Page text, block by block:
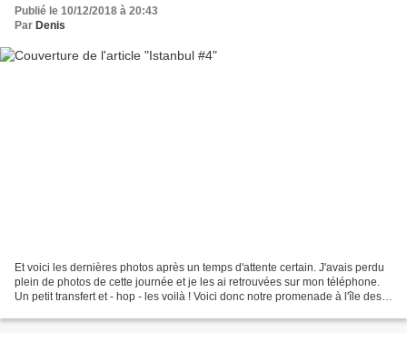
Publié le 10/12/2018 à 20:43
Par Denis
Et voici les dernières photos après un temps d'attente certain. J'avais perdu
plein de photos de cette journée et je les ai retrouvées sur mon téléphone.
Un petit transfert et - hop - les voilà ! Voici donc notre promenade à l'île des